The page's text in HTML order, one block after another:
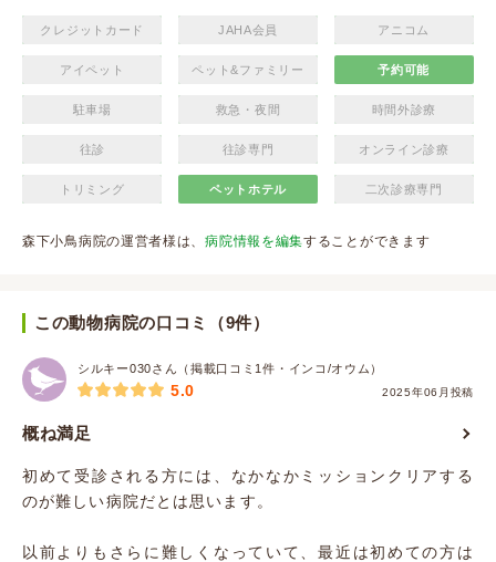
クレジットカード JAHA会員 アニコム
アイペット ペット&ファミリー 予約可能
駐車場 救急・夜間 時間外診療
往診 往診専門 オンライン診療
トリミング ペットホテル 二次診療専門
森下小鳥病院の運営者様は、病院情報を編集することができます
この動物病院の口コミ（9件）
シルキー030さん（掲載口コミ1件・インコ/オウム）
2025年06月投稿
5.0
概ね満足
初めて受診される方には、なかなかミッションクリアする
のが難しい病院だとは思います。
以前よりもさらに難しくなっていて、最近は初めての方は